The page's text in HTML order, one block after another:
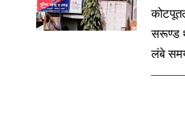
सरूण्ड
लंबे